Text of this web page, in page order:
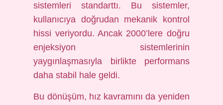
sistemleri standarttı. Bu sistemler,
kullanıcıya doğrudan mekanik kontrol
hissi veriyordu. Ancak 2000’lere doğru
enjeksiyon sistemlerinin
yaygınlaşmasıyla birlikte performans
daha stabil hale geldi.
Bu dönüşüm, hız kavramını da yeniden